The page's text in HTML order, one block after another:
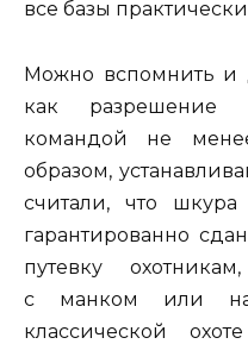
все базы
Можно вспомнить и
как разрешение
командой не
образом,
считали, что
гарантированно
путевку
с манком или
классической